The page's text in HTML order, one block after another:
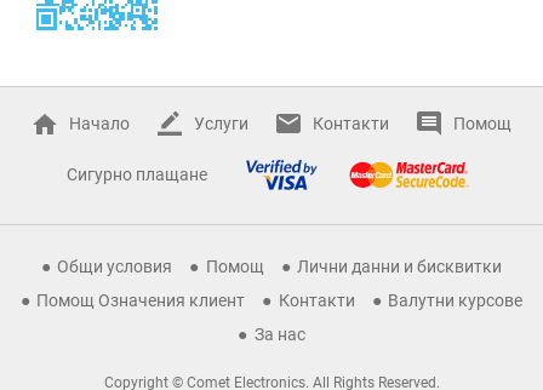
Начало Услуги Контакти Помощ
Сигурно плащане
Общи условия Помощ
Лични данни и бисквитки
Помощ Означения клиент
Контакти
Валутни курсове
За нас
Copyright © Comet Electronics. All Rights Reserved.